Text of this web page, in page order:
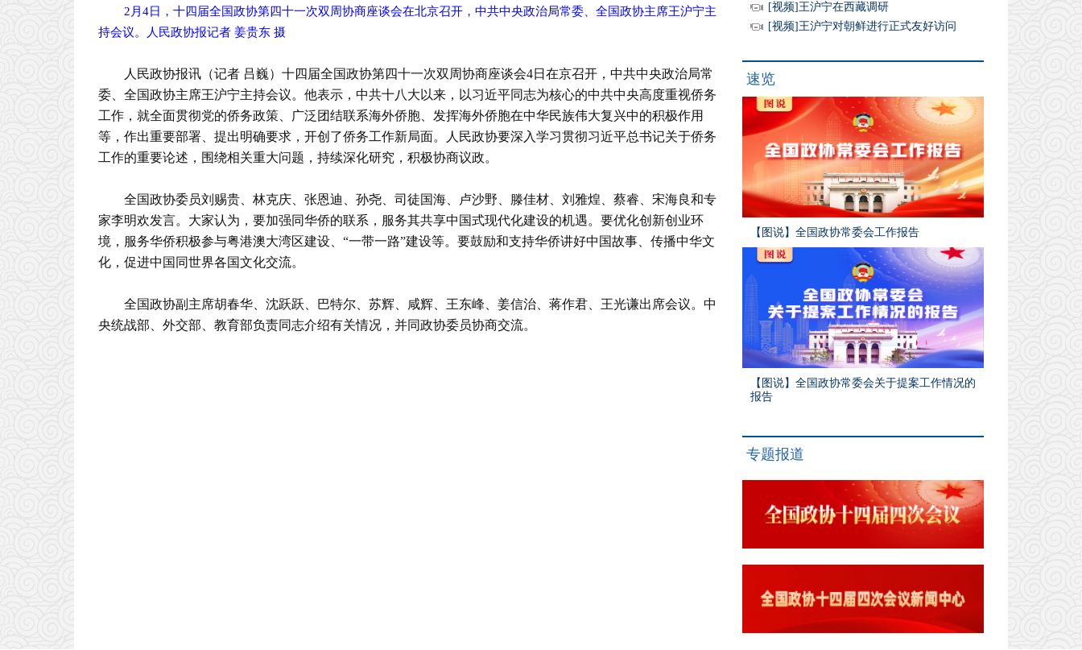
2月4日，十四届全国政协第四十一次双周协商座谈会在北京召开，中共中央政治局常委、全国政协主席王沪宁主
持会议。人民政协报记者 姜贵东 摄
人民政协报讯（记者 吕巍）十四届全国政协第四十一次双周协商座谈会4日在京召开，中共中央政治局常
委、全国政协主席王沪宁主持会议。他表示，中共十八大以来，以习近平同志为核心的中共中央高度重视侨务
工作，就全面贯彻党的侨务政策、广泛团结联系海外侨胞、发挥海外侨胞在中华民族伟大复兴中的积极作用
等，作出重要部署、提出明确要求，开创了侨务工作新局面。人民政协要深入学习贯彻习近平总书记关于侨务
工作的重要论述，围绕相关重大问题，持续深化研究，积极协商议政。
全国政协委员刘赐贵、林克庆、张恩迪、孙尧、司徒国海、卢沙野、滕佳材、刘雅煌、蔡睿、宋海良和专
家李明欢发言。大家认为，要加强同华侨的联系，服务其共享中国式现代化建设的机遇。要优化创新创业环
境，服务华侨积极参与粤港澳大湾区建设、“一带一路”建设等。要鼓励和支持华侨讲好中国故事、传播中华文
化，促进中国同世界各国文化交流。
全国政协副主席胡春华、沈跃跃、巴特尔、苏辉、咸辉、王东峰、姜信治、蒋作君、王光谦出席会议。中
央统战部、外交部、教育部负责同志介绍有关情况，并同政协委员协商交流。
[视频]王沪宁在西藏调研
[视频]王沪宁对朝鲜进行正式友好访问
速览
【图说】全国政协常委会工作报告
【图说】全国政协常委会关于提案工作情况的
报告
专题报道